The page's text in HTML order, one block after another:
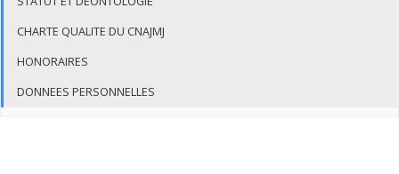
CHARTE QUALITE DU CNAJMJ
HONORAIRES
DONNEES PERSONNELLES